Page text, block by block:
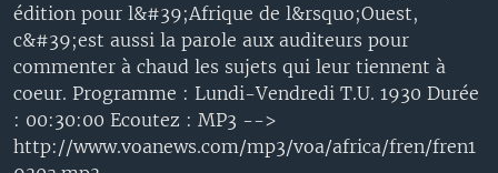
édition pour l&#39;Afrique de l&rsquo;Ouest,
c&#39;est aussi la parole aux auditeurs pour
commenter à chaud les sujets qui leur tiennent à
coeur. Programme : Lundi-Vendredi T.U. 1930 Durée
: 00:30:00 Ecoutez : MP3 -->
http://www.voanews.com/mp3/voa/africa/fren/fren1